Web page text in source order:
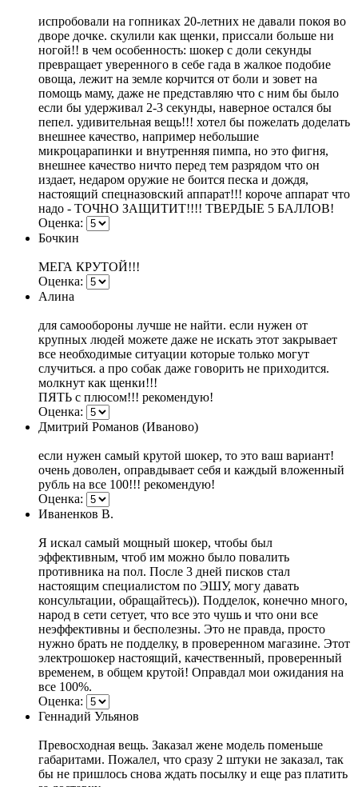
испробовали на гопниках 20-летних не давали покоя во
дворе дочке. скулили как щенки, приссали больше ни
ногой!! в чем особенность: шокер с доли секунды
превращает уверенного в себе гада в жалкое подобие
овоща, лежит на земле корчится от боли и зовет на
помощь маму, даже не представляю что с ним бы было
если бы удерживал 2-3 секунды, наверное остался бы
пепел. удивительная вещь!!! хотел бы пожелать доделать
внешнее качество, например небольшие
микроцарапинки и внутренняя пимпа, но это фигня,
внешнее качество ничто перед тем разрядом что он
издает, недаром оружие не боится песка и дождя,
настоящий спецназовский аппарат!!! короче аппарат что
надо - ТОЧНО ЗАЩИТИТ!!!! ТВЕРДЫЕ 5 БАЛЛОВ!
Оценка:
Бочкин
МЕГА КРУТОЙ!!!
Оценка:
Алина
для самообороны лучше не найти. если нужен от
крупных людей можете даже не искать этот закрывает
все необходимые ситуации которые только могут
случиться. а про собак даже говорить не приходится.
молкнут как щенки!!!
ПЯТЬ с плюсом!!! рекомендую!
Оценка:
Дмитрий Романов (Иваново)
если нужен самый крутой шокер, то это ваш вариант!
очень доволен, оправдывает себя и каждый вложенный
рубль на все 100!!! рекомендую!
Оценка:
Иваненков В.
Я искал самый мощный шокер, чтобы был
эффективным, чтоб им можно было повалить
противника на пол. После 3 дней писков стал
настоящим специалистом по ЭШУ, могу давать
консультации, обращайтесь)). Подделок, конечно много,
народ в сети сетует, что все это чушь и что они все
неэффективны и бесполезны. Это не правда, просто
нужно брать не подделку, в проверенном магазине. Этот
электрошокер настоящий, качественный, проверенный
временем, в общем крутой! Оправдал мои ожидания на
все 100%.
Оценка:
Геннадий Ульянов
Превосходная вещь. Заказал жене модель поменьше
габаритами. Пожалел, что сразу 2 штуки не заказал, так
бы не пришлось снова ждать посылку и еще раз платить